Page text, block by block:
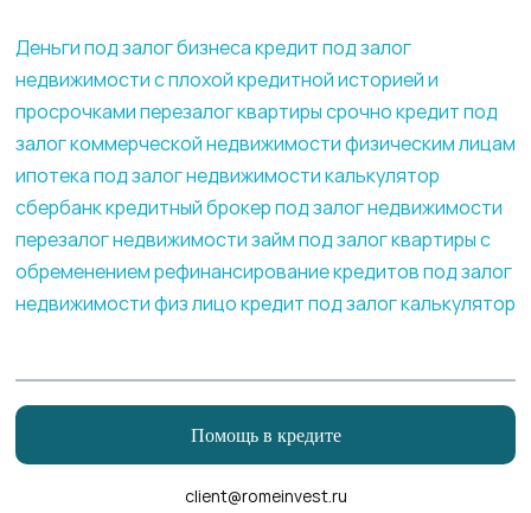
Деньги под залог бизнесакредит под залог
недвижимости с плохой кредитной историей и
просрочкамиперезалог квартиры срочнокредит под
залог коммерческой недвижимости физическим лицам
ипотека под залог недвижимости калькулятор
сбербанккредитный брокер под залог недвижимости
перезалог недвижимостизайм под залог квартиры с
обременениемрефинансирование кредитов под залог
недвижимости физ лицокредит под залог калькулятор
client@romeinvest.ru
Помощь в кредите